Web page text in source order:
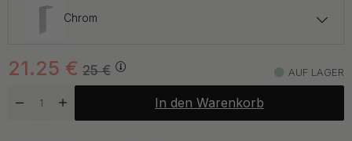
Chrom
Gebürsteter Edelstahl Stahl Auf Lager
Auf Lager
25€
21.25 € AUF LAGER
In den Warenkorb